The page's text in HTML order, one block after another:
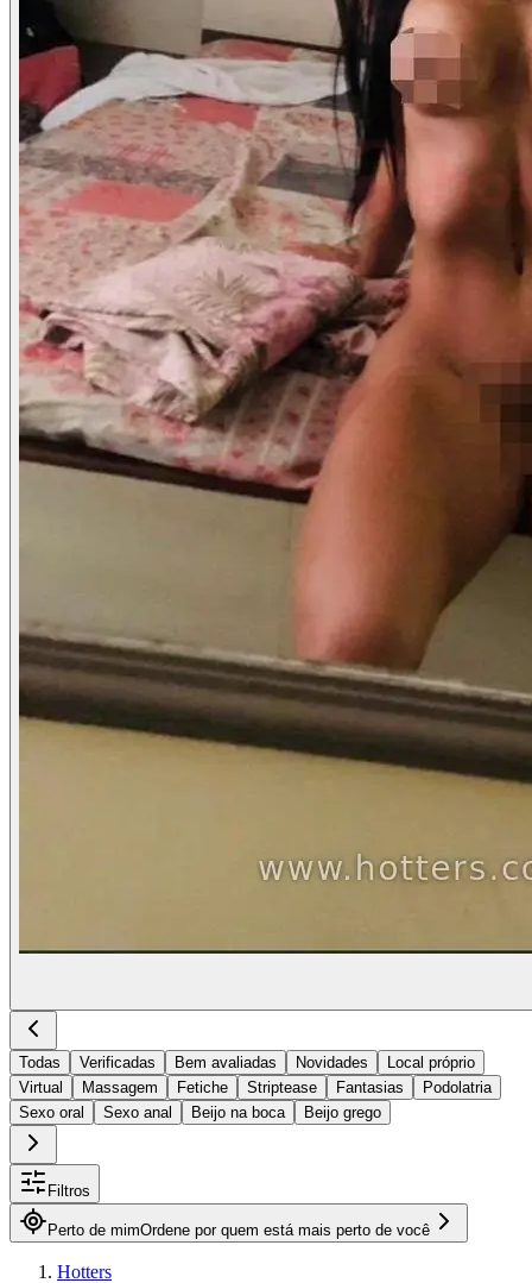
Todas Verificadas Bem avaliadas Novidades
Local próprio
Virtual
Massagem Fetiche Striptease Fantasias
Podolatria
Sexo oral
Sexo anal Beijo na boca Beijo grego
Filtros
Perto de mimOrdene por quem está mais perto de você
Hotters